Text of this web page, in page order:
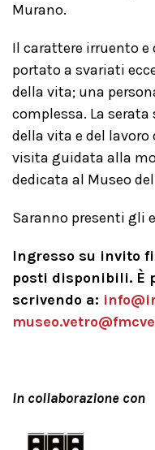
Murano.
Il carattere irruento
portato a svariati
della vita; una
complessa. La
della vita e del
visita guidata alla
dedicata al Museo del
Saranno presenti gli
Ingresso su invito
posti disponibili. È
scrivendo a:
In collaborazione con